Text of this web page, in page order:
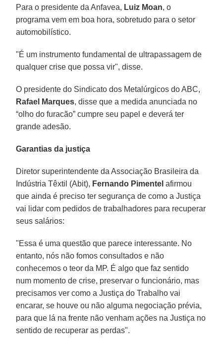
Para o presidente da Anfavea, Luiz Moan, o
programa vem em boa hora, sobretudo para o setor
automobilístico.
"É um instrumento fundamental de ultrapassagem de
qualquer crise que possa vir", disse.
O presidente do Sindicato dos Metalúrgicos do ABC,
Rafael Marques, disse que a medida anunciada no
“olho do furacão” cumpre seu papel e deverá ter
grande adesão.
Garantias da justiça
Diretor superintendente da Associação Brasileira da
Indústria Têxtil (Abit), Fernando Pimentel afirmou
que ainda é preciso ter segurança de como a Justiça
vai lidar com pedidos de trabalhadores para recuperar
seus salários:
"Essa é uma questão que parece interessante. No
entanto, nós não fomos consultados e não
conhecemos o teor da MP. É algo que faz sentido
num momento de crise, preservar o funcionário, mas
precisamos ver como a Justiça do Trabalho vai
encarar, se houve ou não alguma negociação prévia,
para que lá na frente não venham ações na Justiça no
sentido de recuperar as perdas".